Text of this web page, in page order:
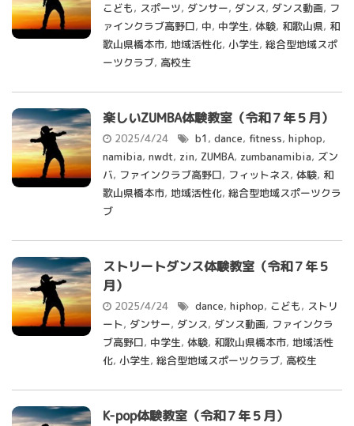
こども, スポーツ, ダンサー, ダンス, ダンス動画, フ
ァインクラブ高野口, 中, 中学生, 体験, 和歌山県, 和
歌山県橋本市, 地域活性化, 小学生, 総合型地域スポ
ーツクラブ, 高校生
楽しいZUMBA体験教室（令和７年５月）
2025/4/24 b1 , dance, fitness, hiphop,
namibia, nwdt, zin, ZUMBA, zumbanamibia, ズン
バ, ファインクラブ高野口, フィットネス, 体験, 和
歌山県橋本市, 地域活性化, 総合型地域スポーツクラ
ブ
ストリートダンス体験教室（令和７年５
月）
2025/4/24 dance, hiphop, こども, ストリ
ート, ダンサー, ダンス, ダンス動画, ファインクラ
ブ高野口, 中学生, 体験, 和歌山県橋本市, 地域活性
化, 小学生, 総合型地域スポーツクラブ, 高校生
K-pop体験教室（令和７年５月）